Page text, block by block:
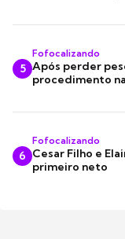
5
Fofocalizando
Após perder
procedimento
6
Fofocalizando
Cesar Filho e
primeiro neto